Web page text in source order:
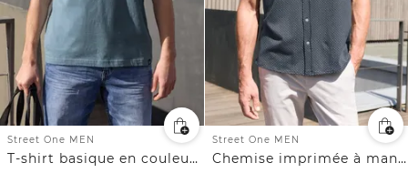
Street One MEN
T-shirt basique en couleur unie
Street One MEN
Chemise imprimée à manches courtes